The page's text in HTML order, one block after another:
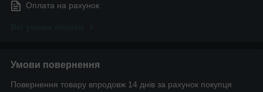
Оплата на рахунок
Умови повернення
Повернення товару впродовж 14 днів за рахунок покупця